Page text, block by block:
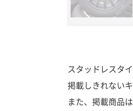
スタッドレスタ
掲載しきれない
また、掲載商品